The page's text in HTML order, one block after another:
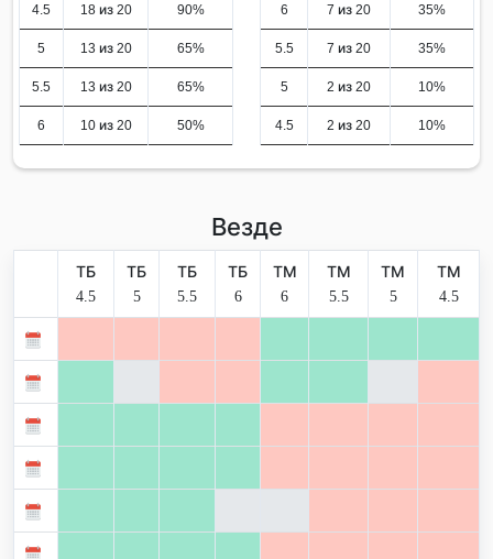
4.5 18 из 20 90%
5 13 из 20 65%
5.5 13 из 20 65%
6 10 из 20 50%
6 7 из 20 35%
5.5 7 из 20 35%
5 2 из 20 10%
4.5 2 из 20 10%
Везде
ТБ
4.5
ТБ
5
ТБ
5.5
ТБ
6
ТМ
6
ТМ
5.5
ТМ
5
ТМ
4.5